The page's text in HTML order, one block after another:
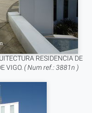
RESIDENCIA DE
VIGO. ( Num ref.: 3881n )